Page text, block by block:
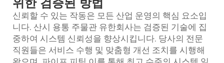
신뢰할 수 있는 작동은 모든 산업 운영의 핵심 요소입
니다. 산시 용통 주물관 유한회사는 검증된 기술에 집
중하여 시스템 신뢰성을 향상시킵니다. 당사의 전문
직원들은 서비스 수행 및 맞춤형 개선 조치를 시행해